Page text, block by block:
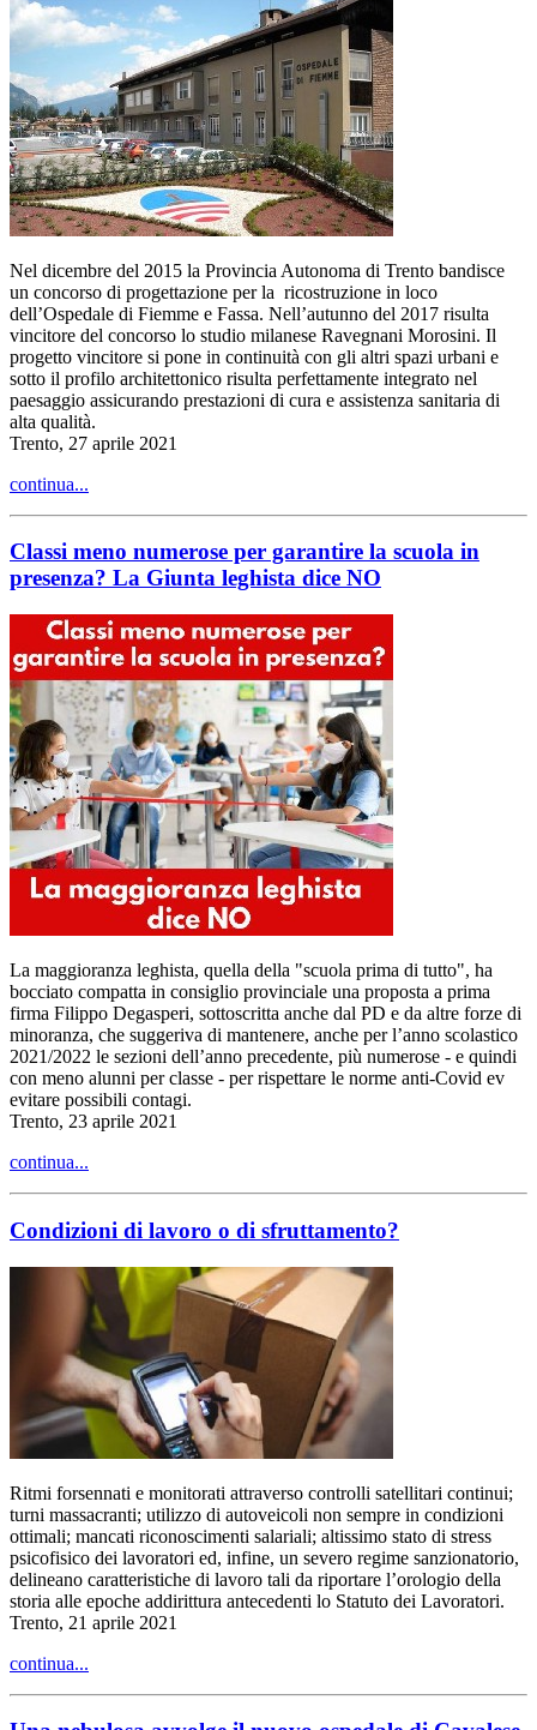
Nel dicembre del 2015 la Provincia Autonoma di Trento bandisce
un concorso di progettazione per la ricostruzione in loco
dell’Ospedale di Fiemme e Fassa. Nell’autunno del 2017 risulta
vincitore del concorso lo studio milanese Ravegnani Morosini. Il
progetto vincitore si pone in continuità con gli altri spazi urbani e
sotto il profilo architettonico risulta perfettamente integrato nel
paesaggio assicurando prestazioni di cura e assistenza sanitaria di
alta qualità.
Trento, 27 aprile 2021
continua...
Classi meno numerose per garantire la scuola in
presenza? La Giunta leghista dice NO
La maggioranza leghista, quella della "scuola prima di tutto", ha
bocciato compatta in consiglio provinciale una proposta a prima
firma Filippo Degasperi, sottoscritta anche dal PD e da altre forze di
minoranza, che suggeriva di mantenere, anche per l’anno scolastico
2021/2022 le sezioni dell’anno precedente, più numerose - e quindi
con meno alunni per classe - per rispettare le norme anti-Covid ev
evitare possibili contagi.
Trento, 23 aprile 2021
continua...
Condizioni di lavoro o di sfruttamento?
Ritmi forsennati e monitorati attraverso controlli satellitari continui;
turni massacranti; utilizzo di autoveicoli non sempre in condizioni
ottimali; mancati riconoscimenti salariali; altissimo stato di stress
psicofisico dei lavoratori ed, infine, un severo regime sanzionatorio,
delineano caratteristiche di lavoro tali da riportare l’orologio della
storia alle epoche addirittura antecedenti lo Statuto dei Lavoratori.
Trento, 21 aprile 2021
continua...